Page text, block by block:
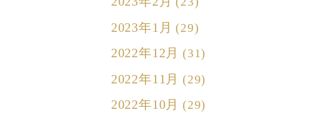
2023年1月 (29)
2022年12月 (31)
2022年11月 (29)
2022年10月 (29)